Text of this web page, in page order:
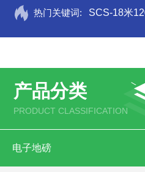
热门关键词: SCS-18米
产品分类
PRODUCT CLASSIFICATION
电子地磅